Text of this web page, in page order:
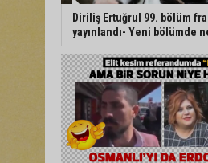
Diriliş Ertuğrul 99. bölüm
yayınlandı- Yeni bölümde